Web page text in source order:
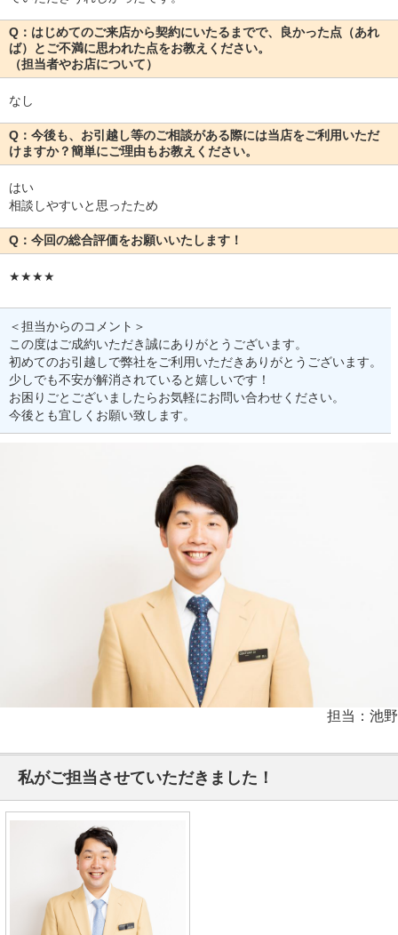
Q：はじめてのご来店から契約にいたるまでで、良かった点（あれ
ば）とご不満に思われた点をお教えください。
（担当者やお店について）
なし
Q：今後も、お引越し等のご相談がある際には当店をご利用いただ
けますか？簡単にご理由もお教えください。
はい
相談しやすいと思ったため
Q：今回の総合評価をお願いいたします！
★★★★
＜担当からのコメント＞
この度はご成約いただき誠にありがとうございます。
初めてのお引越しで弊社をご利用いただきありがとうございます。
少しでも不安が解消されていると嬉しいです！
お困りごとございましたらお気軽にお問い合わせください。
今後とも宜しくお願い致します。
担当：池野
私がご担当させていただきました！